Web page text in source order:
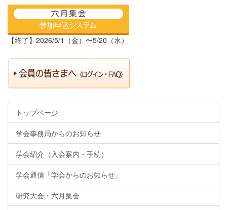
【終了】2026/5/1（金）〜5/20（水）
トップページ
学会事務局からのお知らせ
学会紹介（入会案内・手続）
学会通信「学会からのお知らせ」
研究大会・六月集会